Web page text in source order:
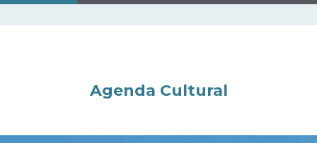
Agenda Cultural